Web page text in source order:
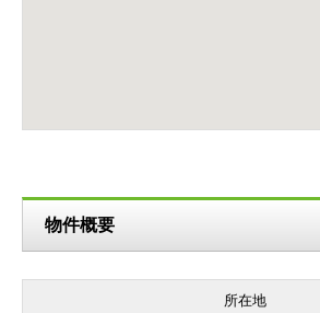
物件概要
所在地